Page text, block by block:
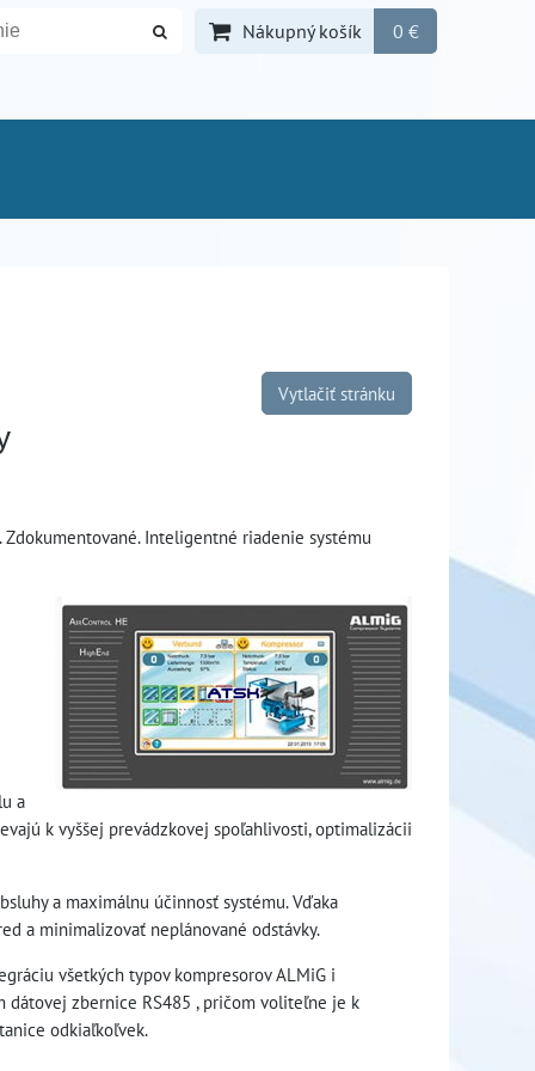
Nákupný košík 0 €
Vytlačiť stránku
Inteligentné riadenie systému
a
k vyššej prevádzkovej spoľahlivosti, optimalizácii
a maximálnu účinnosť systému. Vďaka
a minimalizovať neplánované odstávky.
všetkých typov kompresorov ALMiG i
dátovej zbernice RS485 , pričom voliteľne je k
odkiaľkoľvek.